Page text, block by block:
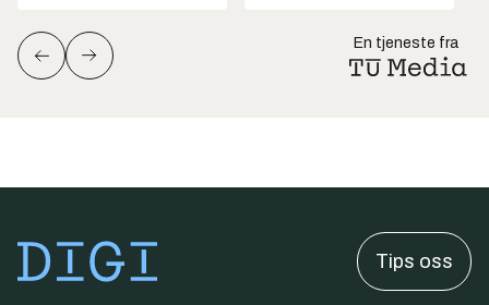
En tjeneste fra
Tips oss